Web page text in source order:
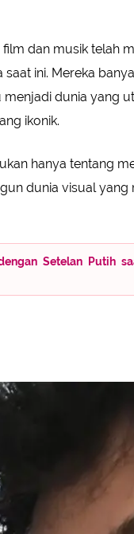
dan musik telah
ini. Mereka
dunia yang
ikonik.
hanya tentang
dunia visual yang
Setelan Putih